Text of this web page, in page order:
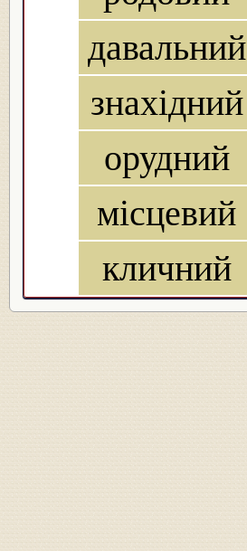
давальний
знахідний
орудний
місцевий
кличний